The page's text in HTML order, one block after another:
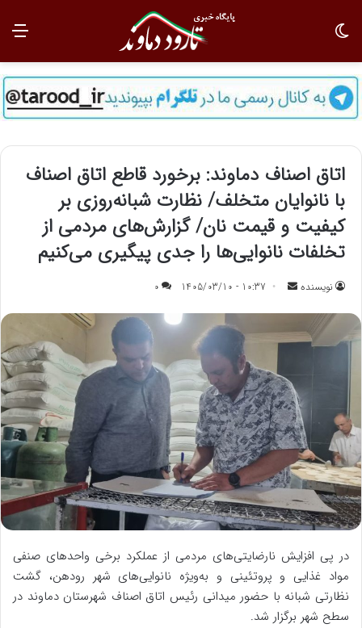
اتاق اصناف دماوند: برخورد قاطع اتاق اصناف
با نانوایان متخلف/ نظارت شبانه‌روزی بر
کیفیت و قیمت نان/ گزارش‌های مردمی از
تخلفات نانوایی‌ها را جدی پیگیری می‌کنیم
نویسنده
ا
ب
ه
ا
ی
ی
ل
10:37 - 1405/03/10
0
در پی افزایش نارضایتی‌های مردمی از عملکرد برخی واحدهای صنفی
مواد غذایی و پروتئینی و به‌ویژه نانوایی‌های شهر رودهن، گشت
نظارتی شبانه با حضور میدانی رئیس اتاق اصناف شهرستان دماوند در
سطح شهر برگزار شد.